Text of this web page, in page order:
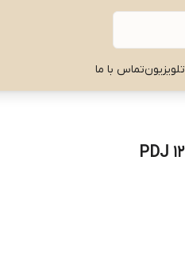
تلویزیونتماس با ما